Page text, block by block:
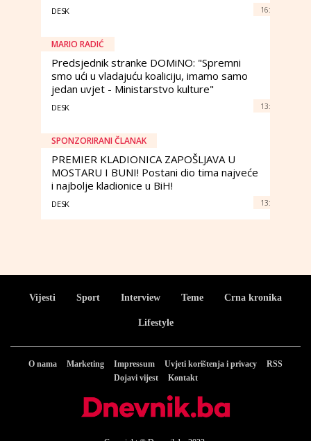
DESK 16:
MARIO RADIĆ
Predsjednik stranke DOMiNO: "Spremni
smo ući u vladajuću koaliciju, imamo samo
jedan uvjet - Ministarstvo kulture"
DESK 13:
SPONZORIRANI ČLANAK
PREMIER KLADIONICA ZAPOŠLJAVA U
MOSTARU I BUNI! Postani dio tima najveće
i najbolje kladionice u BiH!
DESK 13:
Vijesti Sport Interview Teme Crna kronika
Lifestyle
O nama Marketing Impressum Uvjeti korištenja i privacy
RSS
Dojavi vijest
Kontakt